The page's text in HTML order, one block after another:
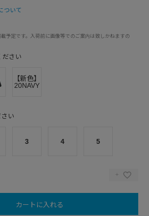
ついて
予定です。入荷前に画像等でのご案内は致しかねますの
ださい
【新色】
20NAVY
い
3 4 5
カートに入れる